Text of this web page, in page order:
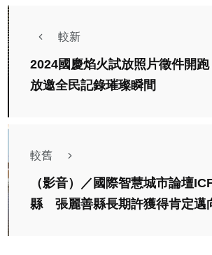
較新
2024國慶焰火試放照片徵件開
放邀全民記錄璀璨瞬間
較舊
（影音）／國際智慧城市論壇
縣 張麗善縣長期許獲得肯定邁